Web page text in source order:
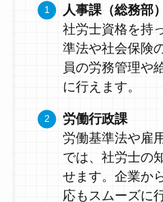
人事課（総務部）
社労士資格を持
準法や社会保険
員の労務管理や
に行えます。
労働行政課
労働基準法や雇
では、社労士の
せます。企業か
応もスムーズに